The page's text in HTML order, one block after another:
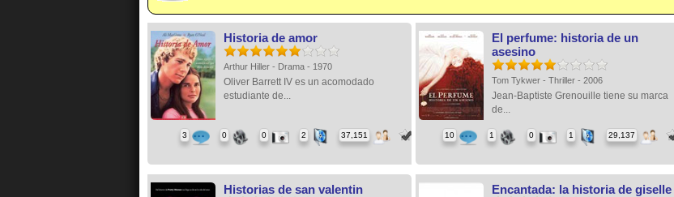
Historia de amor
Arthur Hiller - Drama - 1970
Oliver Barrett IV es un acomodado
estudiante de...
3 0 0 2 37,151
El perfume: historia de un
asesino
Tom Tykwer - Thriller - 2006
Jean-Baptiste Grenouille tiene su marca
de...
10 1 0 1 29,137
Historias de san valentin Encantada: la historia de giselle